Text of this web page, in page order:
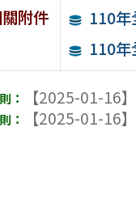
附件
110
110
【2025-01-16】
【2025-01-16】